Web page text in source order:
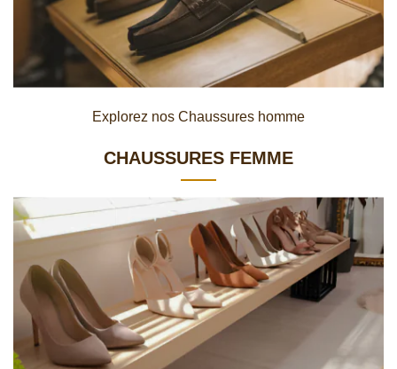
Explorez nos Chaussures homme
CHAUSSURES FEMME